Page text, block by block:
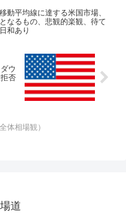
動平均線に達する米国市場、
なるもの、悲観的楽観、待て
和あり
ウ
否
体相場観）
道